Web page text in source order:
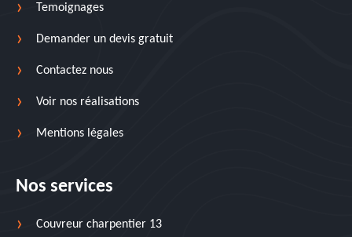
Temoignages
Demander un devis gratuit
Contactez nous
Voir nos réalisations
Mentions légales
Nos services
Couvreur charpentier 13